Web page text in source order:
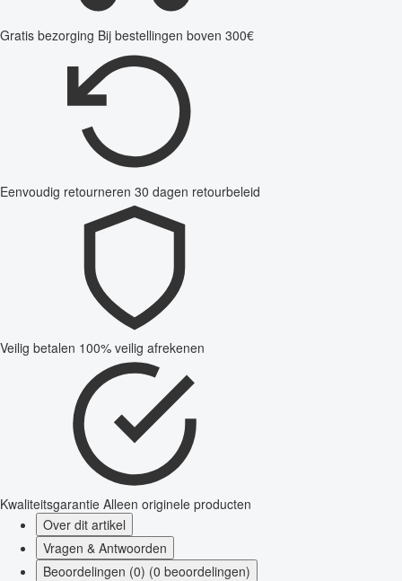
Gratis bezorging Bij bestellingen boven 300€
Eenvoudig retourneren 30 dagen retourbeleid
Veilig betalen 100% veilig afrekenen
Kwaliteitsgarantie Alleen originele producten
Over dit artikel
Vragen & Antwoorden
Beoordelingen (0) (0 beoordelingen)